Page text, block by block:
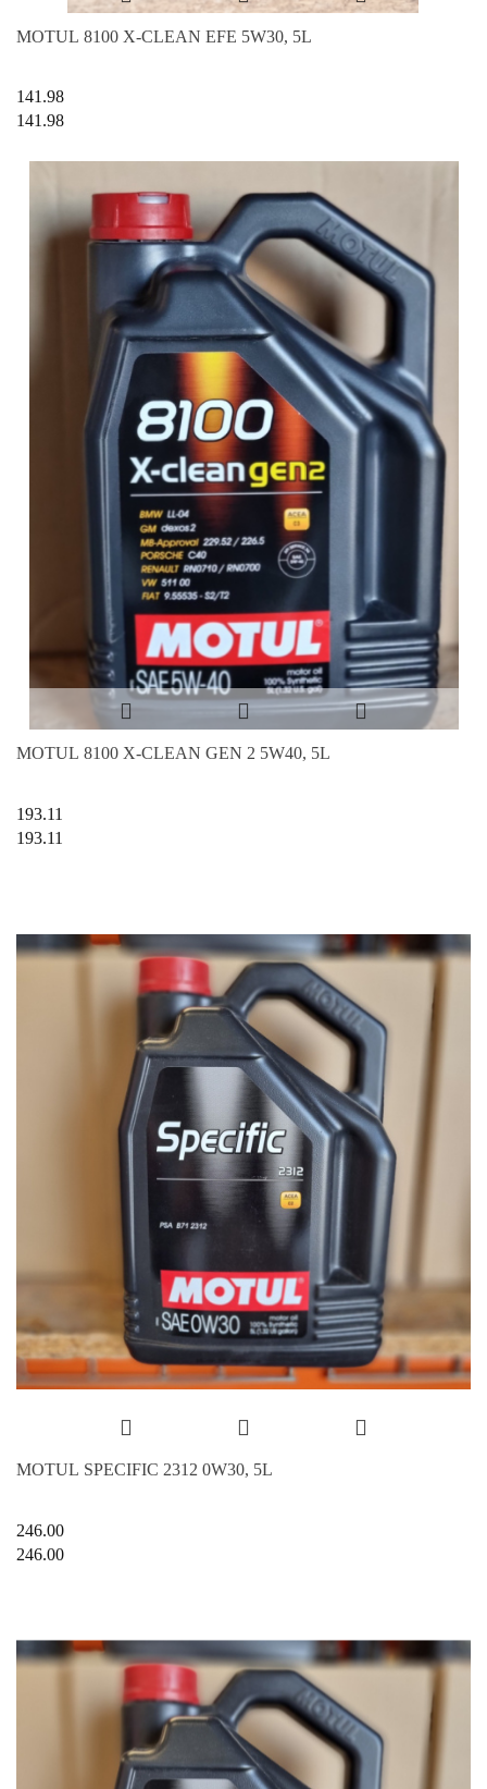
MOTUL 8100 X-CLEAN EFE 5W30, 5L
141.98
141.98
MOTUL 8100 X-CLEAN GEN 2 5W40, 5L
193.11
193.11
MOTUL SPECIFIC 2312 0W30, 5L
246.00
246.00